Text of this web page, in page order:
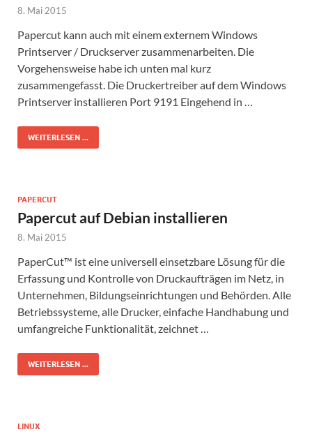
8. Mai 2015
Papercut kann auch mit einem externem Windows
Printserver / Druckserver zusammenarbeiten. Die
Vorgehensweise habe ich unten mal kurz
zusammengefasst. Die Druckertreiber auf dem Windows
Printserver installieren Port 9191 Eingehend in …
WEITERLESEN ...
PAPERCUT
Papercut auf Debian installieren
8. Mai 2015
PaperCut™ ist eine universell einsetzbare Lösung für die
Erfassung und Kontrolle von Druckaufträgen im Netz, in
Unternehmen, Bildungseinrichtungen und Behörden. Alle
Betriebssysteme, alle Drucker, einfache Handhabung und
umfangreiche Funktionalität, zeichnet …
WEITERLESEN ...
LINUX